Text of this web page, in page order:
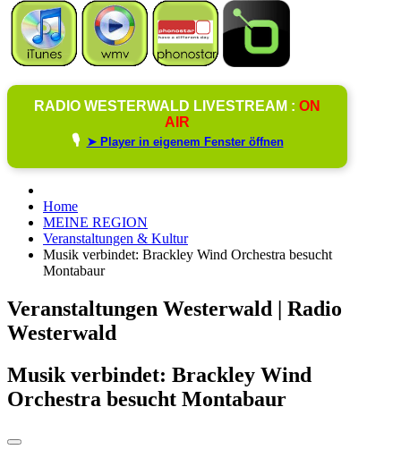
RADIO WESTERWALD LIVESTREAM : ON
AIR
🎙️ ➤ Player in eigenem Fenster öffnen
Home
MEINE REGION
Veranstaltungen & Kultur
Musik verbindet: Brackley Wind Orchestra besucht
Montabaur
Veranstaltungen Westerwald | Radio
Westerwald
Musik verbindet: Brackley Wind
Orchestra besucht Montabaur